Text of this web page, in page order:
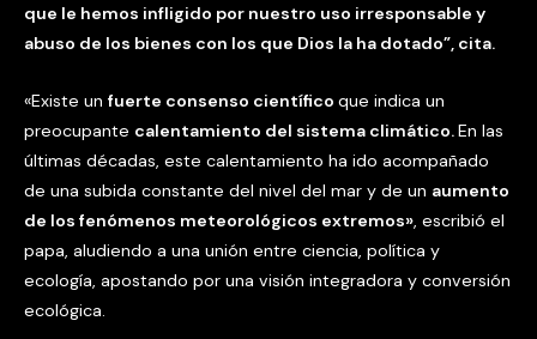
que le hemos infligido por nuestro uso irresponsable y
abuso de los bienes con los que Dios la ha dotado”, cita.
«Existe un fuerte consenso científico que indica un
preocupante calentamiento del sistema climático.En las
últimas décadas, este calentamiento ha ido acompañado
de una subida constante del nivel del mar y de un aumento
de los fenómenos meteorológicos extremos», escribió el
papa, aludiendo a una unión entre ciencia, política y
ecología, apostando por una visión integradora y conversión
ecológica.